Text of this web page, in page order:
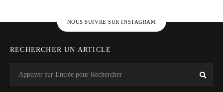
NOUS SUIVRE SUR INSTAGRAM
RECHERCHER UN ARTICLE
for: